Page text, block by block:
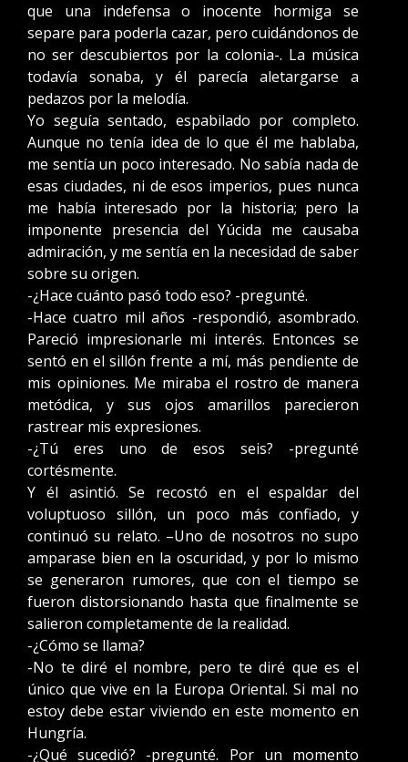
que una indefensa o inocente hormiga se
separe para poderla cazar, pero cuidándonos de
no ser descubiertos por la colonia-. La música
todavía sonaba, y él parecía aletargarse a
pedazos por la melodía.
Yo seguía sentado, espabilado por completo.
Aunque no tenía idea de lo que él me hablaba,
me sentía un poco interesado. No sabía nada de
esas ciudades, ni de esos imperios, pues nunca
me había interesado por la historia; pero la
imponente presencia del Yúcida me causaba
admiración, y me sentía en la necesidad de saber
sobre su origen.
-¿Hace cuánto pasó todo eso? -pregunté.
-Hace cuatro mil años -respondió, asombrado.
Pareció impresionarle mi interés. Entonces se
sentó en el sillón frente a mí, más pendiente de
mis opiniones. Me miraba el rostro de manera
metódica, y sus ojos amarillos parecieron
rastrear mis expresiones.
-¿Tú eres uno de esos seis? -pregunté
cortésmente.
Y él asintió. Se recostó en el espaldar del
voluptuoso sillón, un poco más confiado, y
continuó su relato. –Uno de nosotros no supo
amparase bien en la oscuridad, y por lo mismo
se generaron rumores, que con el tiempo se
fueron distorsionando hasta que finalmente se
salieron completamente de la realidad.
-¿Cómo se llama?
-No te diré el nombre, pero te diré que es el
único que vive en la Europa Oriental. Si mal no
estoy debe estar viviendo en este momento en
Hungría.
-¿Qué sucedió? -pregunté. Por un momento